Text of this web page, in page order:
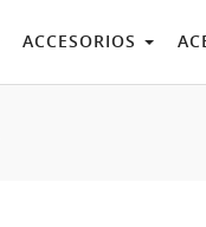
ACCESORIOS